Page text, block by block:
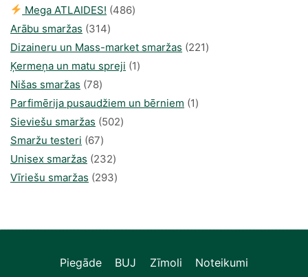
Mega ATLAIDES! 486486
Arābu smaržas 314314
produkti
Dizaineru un Mass-market smaržas 221221
Ķermeņa un matu spreji 11
Nišas smaržas 7878
produkts
Parfimērija pusaudžiem un bērniem 11
Sieviešu smaržas 502502
Smaržu testeri 6767
produkts
Unisex smaržas 232232
produkts
Vīriešu smaržas 293293
Piegāde BUJ Zīmoli Noteikumi